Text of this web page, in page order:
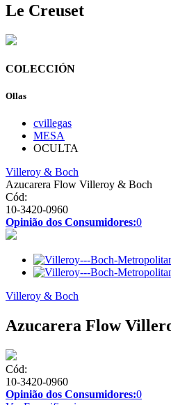
Le Creuset
COLECCIÓN
Ollas
cvillegas
MESA
OCULTA
Villeroy & Boch
Azucarera Flow Villeroy & Boch
Cód:
10-3420-0960
Opinião dos Consumidores:0
Villeroy & Boch
Azucarera Flow
Cód:
10-3420-0960
Opinião dos Consumidores:0